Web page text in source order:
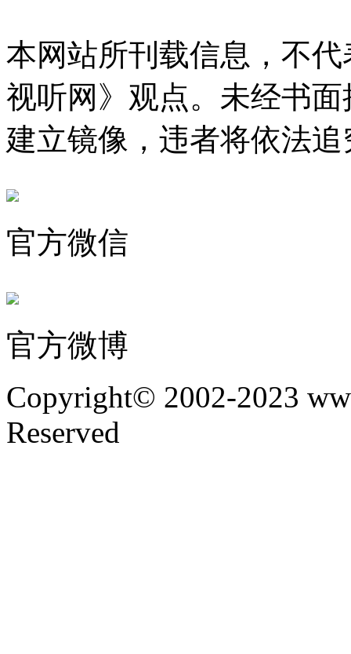
本网站所刊载信息，不
视听网》观点。未经书
建立镜像，违者将依法
官方微信
官方微博
Copyright© 2002-2023
Reserved